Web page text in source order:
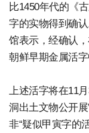
比1450年代的《
字的实物得到确
馆表示，经确认
朝鲜早期金属活字
上述活字将在11
洞出土文物公开
非“疑似甲寅字的